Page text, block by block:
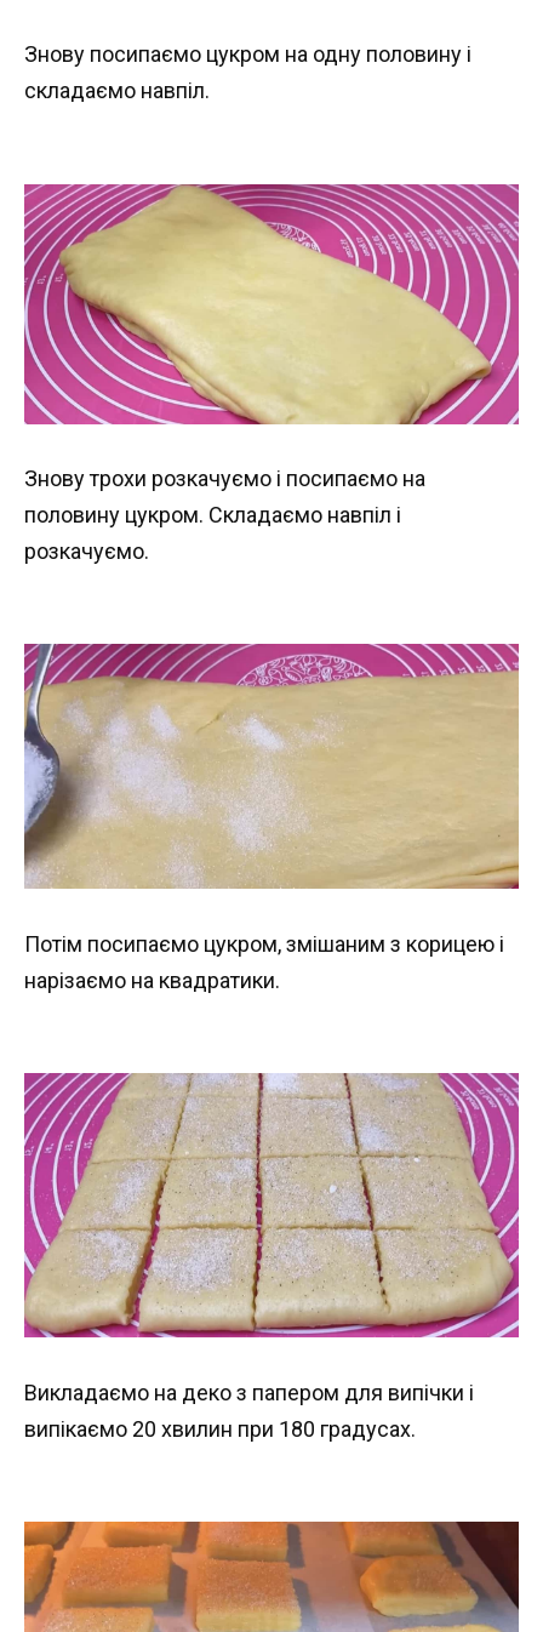
Знову посипаємо цукром на одну половину і
складаємо навпіл.
Знову трохи розкачуємо і посипаємо на
половину цукром. Складаємо навпіл і
розкачуємо.
Потім посипаємо цукром, змішаним з корицею і
нарізаємо на квадратики.
Викладаємо на деко з папером для випічки і
випікаємо 20 хвилин при 180 градусах.